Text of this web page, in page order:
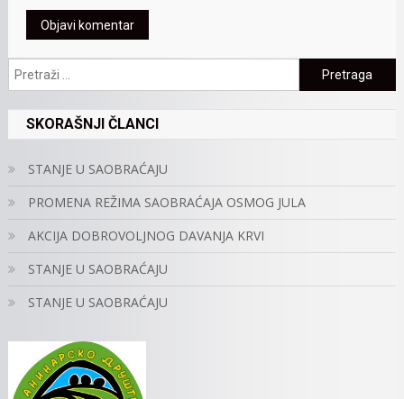
Pretraga:
SKORAŠNJI ČLANCI
STANJE U SAOBRAĆAJU
PROMENA REŽIMA SAOBRAĆAJA OSMOG JULA
AKCIJA DOBROVOLJNOG DAVANJA KRVI
STANJE U SAOBRAĆAJU
STANJE U SAOBRAĆAJU